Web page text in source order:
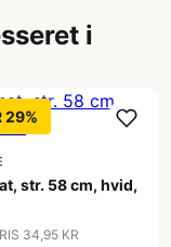
i
29%
str. 58 cm, hvid,
34,95 KR